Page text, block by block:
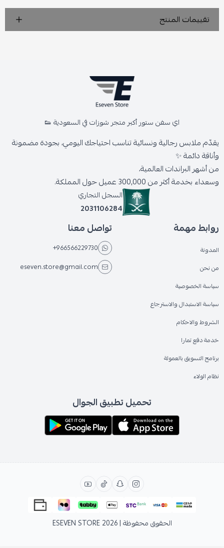
تقييمات المنتج
اي سفن ستور أكبر متجر شوزات في السعودية 👟
يقدّم ملابس رجالية ونسائية تناسب احتياجك اليومي، بجودة مضمونة
وأناقة دائمة ✨
من أشهر البراندات العالمية،
وسعداء بخدمة أكثر من 300,000 عميل حول المملكة.
السجل التجاري
2031106284
روابط مهمة
المدونة
من نحن
سياسة الخصوصية
سياسة الاستبدال والاسترجاع
الشروط والاحكام
خدمة دفع تمارا
برنامج التسويق بالعمولة
نظام الولاء
تواصل معنا
+966566229730
eseven.store@gmail.com
تحميل تطبيق الجوال
الحقوق محفوظة | 2026 ESEVEN STORE